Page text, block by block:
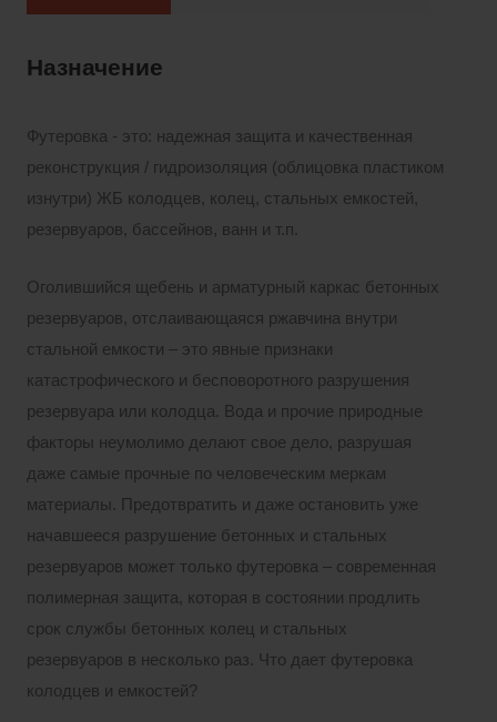
Назначение
Футеровка - это: надежная защита и качественная
реконструкция / гидроизоляция (облицовка пластиком
изнутри) ЖБ колодцев, колец, стальных емкостей,
резервуаров, бассейнов, ванн и т.п.
Оголившийся щебень и арматурный каркас бетонных
резервуаров, отслаивающаяся ржавчина внутри
стальной емкости – это явные признаки
катастрофического и бесповоротного разрушения
резервуара или колодца. Вода и прочие природные
факторы неумолимо делают свое дело, разрушая
даже самые прочные по человеческим меркам
материалы. Предотвратить и даже остановить уже
начавшееся разрушение бетонных и стальных
резервуаров может только футеровка – современная
полимерная защита, которая в состоянии продлить
срок службы бетонных колец и стальных
резервуаров в несколько раз. Что дает футеровка
колодцев и емкостей?